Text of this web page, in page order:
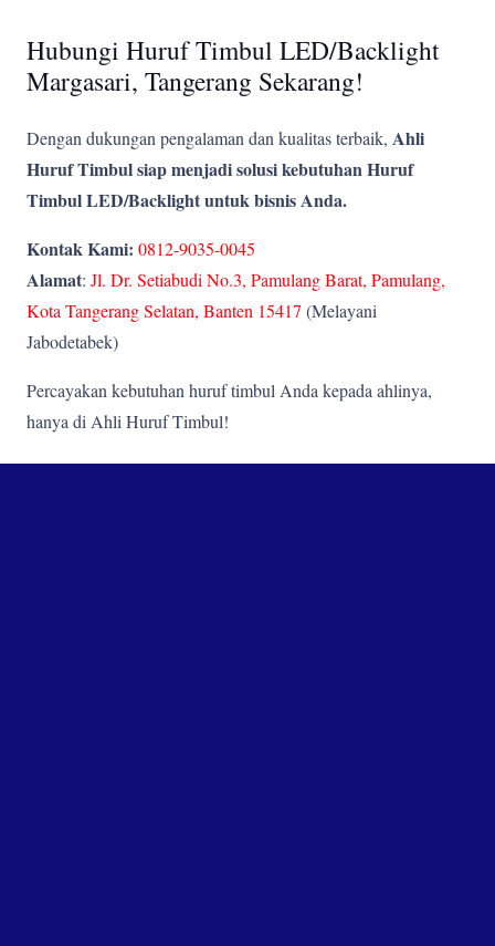
Hubungi Huruf Timbul LED/Backlight
Margasari, Tangerang Sekarang!
Dengan dukungan pengalaman dan kualitas terbaik, Ahli
Huruf Timbul siap menjadi solusi kebutuhan Huruf
Timbul LED/Backlight untuk bisnis Anda.
Kontak Kami: 0812-9035-0045
Alamat: Jl. Dr. Setiabudi No.3, Pamulang Barat, Pamulang,
Kota Tangerang Selatan, Banten 15417 (Melayani
Jabodetabek)
Percayakan kebutuhan huruf timbul Anda kepada ahlinya,
hanya di Ahli Huruf Timbul!